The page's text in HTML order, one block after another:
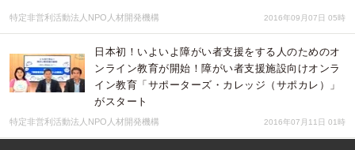
特定非営利活動法人NPO人材開発機構 2016年09月07日 05時
日本初！いよいよ障がい者支援をする人のためのオ
ンライン教育が開始！障がい者支援施設向けオンラ
イン教育「サポーターズ・カレッジ（サポカレ）」
がスタート
特定非営利活動法人NPO人材開発機構 2016年07月11日 01時